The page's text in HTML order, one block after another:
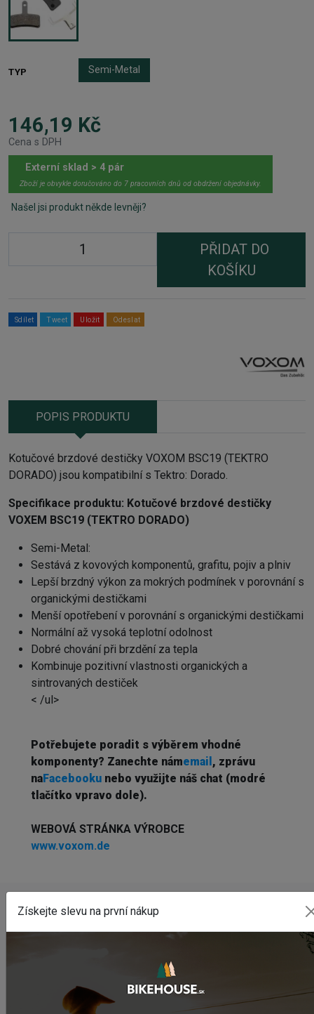
TYP Semi-Metal
146,19 Kč
Cena s DPH
Externí sklad > 4 pár
Zboží je obvykle doručováno do 7 pracovních dnů od obdržení objednávky.
Našel jsi produkt někde levněji?
PŘIDAT DO
KOŠÍKU
Sdílet Tweet Uložit Odeslat
POPIS PRODUKTU
Kotučové brzdové destičky VOXOM BSC19 (TEKTRO
DORADO) jsou kompatibilní s Tektro: Dorado.
Specifikace produktu: Kotučové brzdové destičky
VOXEM BSC19 (TEKTRO DORADO)
Semi-Metal:
Sestává z kovových komponentů, grafitu, pojiv a plniv
Lepší brzdný výkon za mokrých podmínek v porovnání s
organickými destičkami
Menší opotřebení v porovnání s organickými destičkami
Normální až vysoká teplotní odolnost
Dobré chování při brzdění za tepla
Kombinuje pozitivní vlastnosti organických a
sintrovaných destiček
< /ul>
Potřebujete poradit s výběrem vhodné
komponenty? Zanechte námemail , zprávu
naFacebooku nebo využijte náš chat (modré
tlačítko vpravo dole).
WEBOVÁ STRÁNKA VÝROBCE
www.voxom.de
Predné svetlo CRUSSIS CRS 1200
Získejte slevu na první nákup